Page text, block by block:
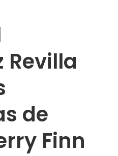
Revilla
de
Finn